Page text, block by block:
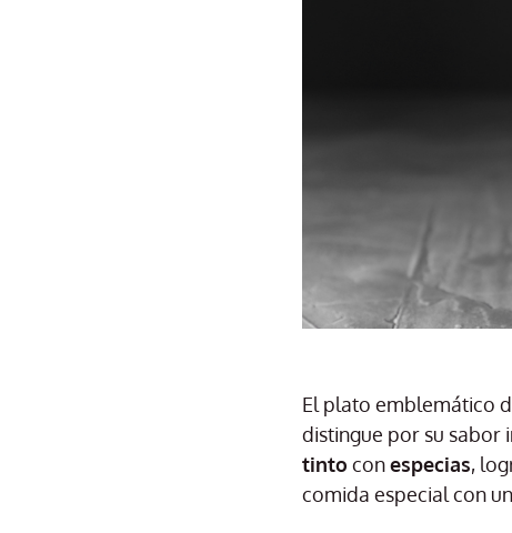
El plato emblemático
distingue por su sabor
tinto conespecias,
comida especial con